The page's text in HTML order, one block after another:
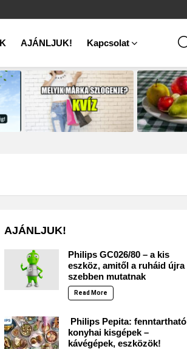
AJÁNLJUK! Kapcsolat
AJÁNLJUK!
Philips GC026/80 – a kis
eszköz, amitől a ruháid újra
szebben mutatnak
Read More
Philips Pepita: fenntartható
konyhai kisgépek –
kávégépek, eszközök!